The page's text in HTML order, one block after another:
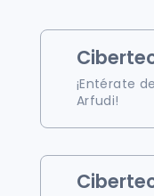
¡Entérate
Arfudi!